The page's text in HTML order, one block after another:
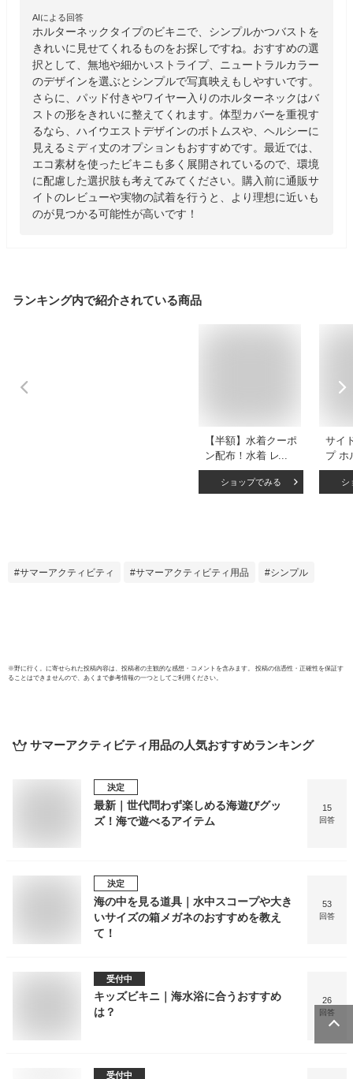
AIによる回答
ホルターネックタイプのビキニで、シンプルかつバストを
きれいに見せてくれるものをお探しですね。おすすめの選
択として、無地や細かいストライプ、ニュートラルカラー
のデザインを選ぶとシンプルで写真映えもしやすいです。
さらに、パッド付きやワイヤー入りのホルターネックはバ
ストの形をきれいに整えてくれます。体型カバーを重視す
るなら、ハイウエストデザインのボトムスや、ヘルシーに
見えるミディ丈のオプションもおすすめです。最近では、
エコ素材を使ったビキニも多く展開されているので、環境
に配慮した選択肢も考えてみてください。購入前に通販サ
イトのレビューや実物の試着を行うと、より理想に近いも
のが見つかる可能性が高いです！
ランキング内で紹介されている商品
【半額】水着クーポ
ン配布！水着 レデ
ィース 水着 体型カ
バー ビキニ ビキニ
イサイドビキニ 無
ショップでみる
サイ
プ ホ
ビキ
レデ
シ
サマーアクティビティ サマーアクティビティ用品 シンプル
※野に行く。 に寄せられた投稿内容は、投稿者の主観的な感想・コメントを含みます。 投稿の信憑性・正確性を保証す
ることはできませんので、あくまで参考情報の一つとしてご利用ください。
サマーアクティビティ用品の人気おすすめランキング
決定
最新｜世代問わず楽しめる海遊びグッ
ズ！海で遊べるアイテム
15
回答
決定
海の中を見る道具｜水中スコープや大き
いサイズの箱メガネのおすすめを教え
て！
53
回答
受付中
キッズビキニ｜海水浴に合うおすすめ
は？
26
回答
受付中